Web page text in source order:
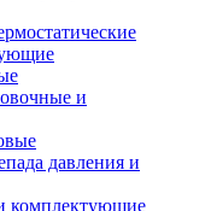
и
давления и
комплектующие